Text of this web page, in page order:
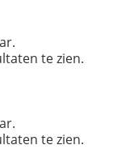
te zien.
te zien.